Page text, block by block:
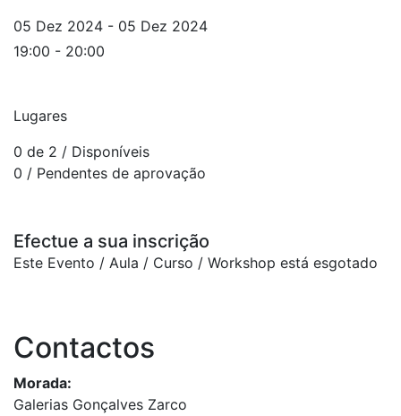
05 Dez 2024 - 05 Dez 2024
19:00 - 20:00
Lugares
0 de 2 / Disponíveis
0 / Pendentes de aprovação
Efectue a sua inscrição
Este Evento / Aula / Curso / Workshop está esgotado
Contactos
Morada:
Galerias Gonçalves Zarco